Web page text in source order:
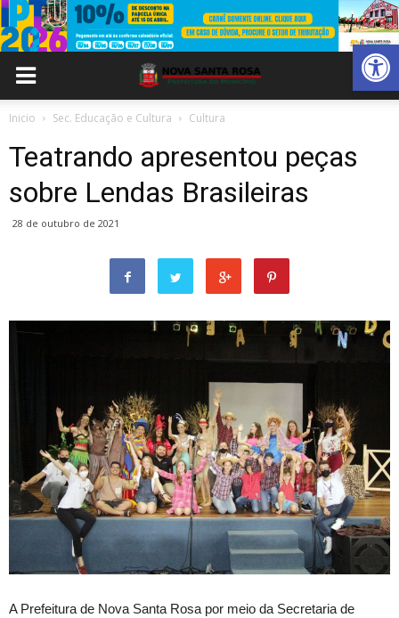
Abrir
Inicio Sec. Educação e Cultura Cultura
Teatrando apresentou peças
sobre Lendas Brasileiras
28 de outubro de 2021
A Prefeitura de Nova Santa Rosa por meio da Secretaria de